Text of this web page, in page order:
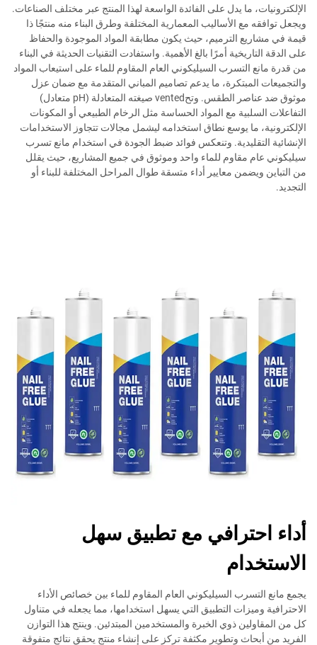
الإلكترونيات، ما يدل على الفائدة الواسعة لهذا المنتج عبر مختلف الصناعات.
ويجعل توافقه مع الأساليب المعمارية المختلفة وطرق البناء منه منتجًا ذا
قيمة في مشاريع الترميم، حيث يكون مطابقة المواد الموجودة والحفاظ
على الدقة التاريخية أمرًا بالغ الأهمية. واستفادت التقنيات الحديثة في البناء
من قدرة مانع التسرب السيليكوني العام المقاوم للماء على استيعاب المواد
والتجميعات المبتكرة، ما يدعم تصاميم المباني المتقدمة مع ضمان عزل
موثوق ضد عناصر الطقس. وتحvented صيغته المتعادلة (pH متعادل)
التفاعلات السلبية مع المواد الحساسة مثل الرخام الطبيعي أو المكونات
الإلكترونية، ما يوسع نطاق استخدامه ليشمل مجالات تتجاوز الاستخدامات
الإنشائية التقليدية. وتنعكس فوائد ضبط الجودة في استخدام مانع تسرب
سيليكوني عام مقاوم للماء واحد وموثوق في جميع المشاريع، حيث يقلل
من التباين ويضمن معايير أداء متسقة طوال المراحل المختلفة للبناء أو
التجديد.
أداء احترافي مع تطبيق سهل
الاستخدام
يجمع مانع التسرب السيليكوني العام المقاوم للماء بين خصائص الأداء
الاحترافية وميزات التطبيق التي يسهل استخدامها، مما يجعله في متناول
كل من المقاولين ذوي الخبرة والمستخدمين المبتدئين. وينتج هذا التوازن
الفريد من أبحاث وتطوير مكثفة تركز على إنشاء منتج يحقق نتائج متفوقة